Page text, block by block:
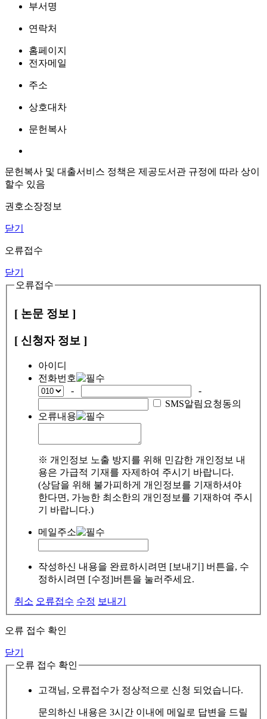
부서명
연락처
홈페이지
전자메일
주소
상호대차
문헌복사
문헌복사 및 대출서비스 정책은 제공도서관 규정에 따라 상이
할수 있음
권호소장정보
닫기
오류접수
닫기
오류접수
[ 논문 정보 ]
[ 신청자 정보 ]
아이디
전화번호
-
-
SMS알림요청동의
오류내용
※ 개인정보 노출 방지를 위해 민감한 개인정보 내
용은 가급적 기재를 자제하여 주시기 바랍니다.
(상담을 위해 불가피하게 개인정보를 기재하셔야
한다면, 가능한 최소한의 개인정보를 기재하여 주시
기 바랍니다.)
메일주소
작성하신 내용을 완료하시려면 [보내기] 버튼을, 수
정하시려면 [수정]버튼을 눌러주세요.
취소 오류접수 수정 보내기
오류 접수 확인
닫기
오류 접수 확인
고객님, 오류접수가 정상적으로 신청 되었습니다.
문의하신 내용은 3시간 이내에 메일로 답변을 드릴